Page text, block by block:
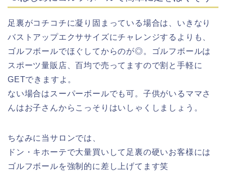
足裏がコチコチに凝り固まっている場合は、いきなり
バストアップエクササイズにチャレンジするよりも、
ゴルフボールでほぐしてからのが◎。ゴルフボールは
スポーツ量販店、百均で売ってますので割と手軽に
GETできますよ。
ない場合はスーパーボールでも可。子供がいるママさ
んはお子さんからこっそりはいしゃくしましょう。
ちなみに当サロンでは、
ドン・キホーテで大量買いして足裏の硬いお客様には
ゴルフボールを強制的に差し上げてます笑